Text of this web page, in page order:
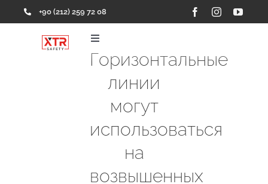
to
+90 (212) 259 72 08
Toggle
Navigation
Главная
Продукция
Портфолио
Горизонтальные
линии
могут
использоваться
на
возвышенных